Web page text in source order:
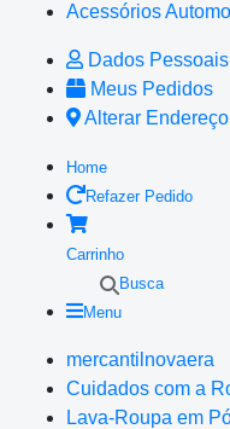
Acessórios
Dados Pessoais
Meus Pedidos
Alterar Endereço
Home
Refazer Pedido
Carrinho
Busca
Menu
mercantilnovaera
Cuidados com a
Lava-Roupa em